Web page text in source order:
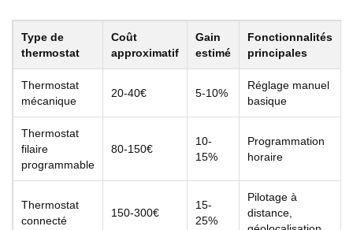
Type de
thermostat
Coût
approximatif
Gain
estimé
Fonctionnalités
principales
Thermostat
mécanique
20-40€ 5-10%
Réglage manuel
basique
Thermostat
filaire
programmable
80-150€
10-
15%
Programmation
horaire
Thermostat
connecté
150-300€
15-
25%
Pilotage à
distance,